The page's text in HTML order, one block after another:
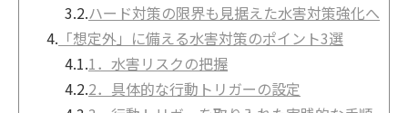
3.2.ハード対策の限界も見据えた水害対策強化へ
4. 「想定外」に備える水害対策のポイント3選
4.1.1．水害リスクの把握
4.2.2．具体的な行動トリガーの設定